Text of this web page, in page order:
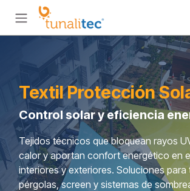
Ir al contenido
Textil Protección
Control solar y eficiencia
Tejidos técnicos que bloquean rayos
calor y aportan confort energético en
interiores y exteriores. Soluciones para
pérgolas, screen y sistemas de